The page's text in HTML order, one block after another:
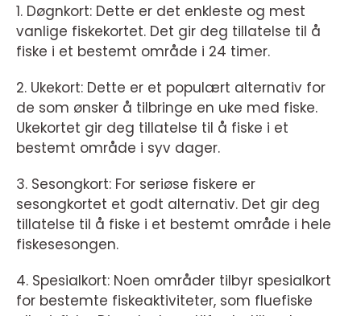
1. Døgnkort: Dette er det enkleste og mest
vanlige fiskekortet. Det gir deg tillatelse til å
fiske i et bestemt område i 24 timer.
2. Ukekort: Dette er et populært alternativ for
de som ønsker å tilbringe en uke med fiske.
Ukekortet gir deg tillatelse til å fiske i et
bestemt område i syv dager.
3. Sesongkort: For seriøse fiskere er
sesongkortet et godt alternativ. Det gir deg
tillatelse til å fiske i et bestemt område i hele
fiskesesongen.
4. Spesialkort: Noen områder tilbyr spesialkort
for bestemte fiskeaktiviteter, som fluefiske